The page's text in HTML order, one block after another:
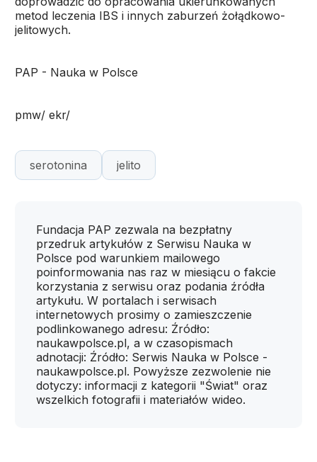
metod leczenia IBS i innych zaburzeń żołądkowo-
jelitowych.
PAP - Nauka w Polsce
pmw/ ekr/
serotonina jelito
Fundacja PAP zezwala na bezpłatny
przedruk artykułów z Serwisu Nauka w
Polsce pod warunkiem mailowego
poinformowania nas raz w miesiącu o fakcie
korzystania z serwisu oraz podania źródła
artykułu. W portalach i serwisach
internetowych prosimy o zamieszczenie
podlinkowanego adresu: Źródło:
naukawpolsce.pl, a w czasopismach
adnotacji: Źródło: Serwis Nauka w Polsce -
naukawpolsce.pl. Powyższe zezwolenie nie
dotyczy: informacji z kategorii "Świat" oraz
wszelkich fotografii i materiałów wideo.